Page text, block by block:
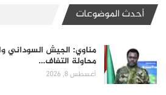
أحدث الموضوعات
مناوي: الجيش السوداني
محاولة التفاف…
أغسطس 8, 2026